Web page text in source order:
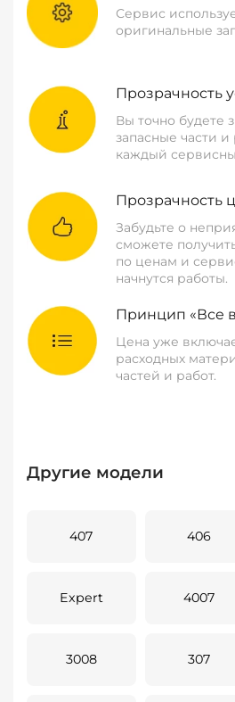
Сервис
оригинальные
Прозрачность
Вы точно будете
запасные части и
каждый
Прозрачность
Забудьте о
сможете
по ценам и
начнутся работы.
Принцип «Все
Цена уже
расходных
частей и работ.
Другие модели
407 406
Expert 4007
3008 307